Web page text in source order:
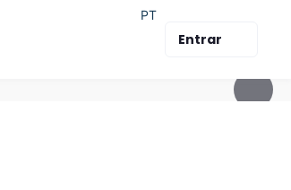
Entrar
PT